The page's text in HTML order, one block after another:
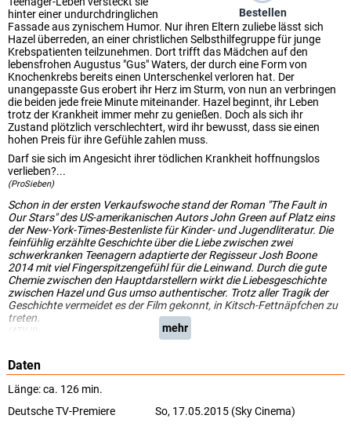
Bestellen
hinter einer undurchdringlichen
Fassade aus zynischem Humor. Nur ihren Eltern zuliebe lässt sich
Hazel überreden, an einer christlichen Selbsthilfegruppe für junge
Krebspatienten teilzunehmen. Dort trifft das Mädchen auf den
lebensfrohen Augustus "Gus" Waters, der durch eine Form von
Knochenkrebs bereits einen Unterschenkel verloren hat. Der
unangepasste Gus erobert ihr Herz im Sturm, von nun an verbringen
die beiden jede freie Minute miteinander. Hazel beginnt, ihr Leben
trotz der Krankheit immer mehr zu genießen. Doch als sich ihr
Zustand plötzlich verschlechtert, wird ihr bewusst, dass sie einen
hohen Preis für ihre Gefühle zahlen muss.
Darf sie sich im Angesicht ihrer tödlichen Krankheit hoffnungslos
verlieben?...
(ProSieben)
Schon in der ersten Verkaufswoche stand der Roman "The Fault in
Our Stars" des US-amerikanischen Autors John Green auf Platz eins
der New-York-Times-Bestenliste für Kinder- und Jugendliteratur. Die
feinfühlig erzählte Geschichte über die Liebe zwischen zwei
schwerkranken Teenagern adaptierte der Regisseur Josh Boone
2014 mit viel Fingerspitzengefühl für die Leinwand. Durch die gute
Chemie zwischen den Hauptdarstellern wirkt die Liebesgeschichte
zwischen Hazel und Gus umso authentischer. Trotz aller Tragik der
Geschichte vermeidet es der Film gekonnt, in Kitsch-Fettnäpfchen zu
treten.
(ATV II) mehr
Daten
Länge: ca. 126 min.
Deutsche TV-Premiere
So, 17.05.2015 (Sky Cinema)